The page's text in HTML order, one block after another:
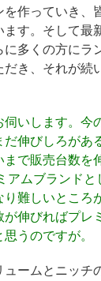
作っていき、
す。そして最
多くの方にラ
だき、それが続
いします。今
伸びしろがあ
で販売台数を
アムブランドと
難しいところ
が伸びればプレ
うのですが。
ュームとニッチ